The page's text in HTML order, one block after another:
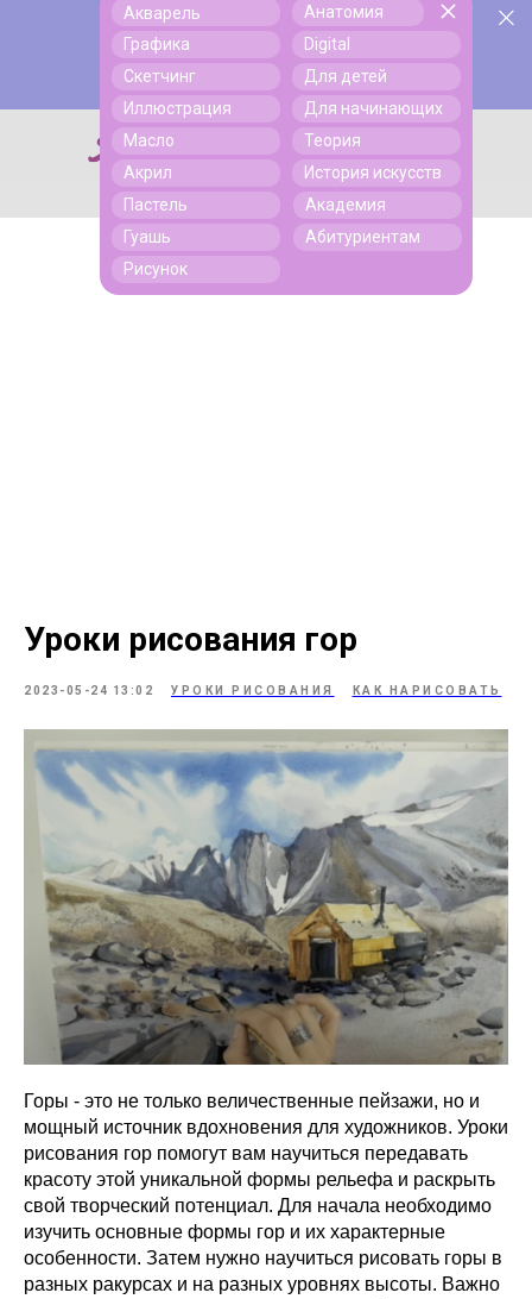
Поиск
Поиск
Акварель
Графика
Скетчинг
Иллюстрация
Масло
Акрил
Пастель
Гуашь
Рисунок
Анатомия
Digital
Для детей
Для начинающих
Теория
История искусств
Академия
Абитуриентам
Уроки рисования гор
2023-05-24 13:02 УРОКИ РИСОВАНИЯ КАК НАРИСОВАТЬ
Горы - это не только величественные пейзажи, но и
мощный источник вдохновения для художников. Уроки
рисования гор помогут вам научиться передавать
красоту этой уникальной формы рельефа и раскрыть
свой творческий потенциал. Для начала необходимо
изучить основные формы гор и их характерные
особенности. Затем нужно научиться рисовать горы в
разных ракурсах и на разных уровнях высоты. Важно